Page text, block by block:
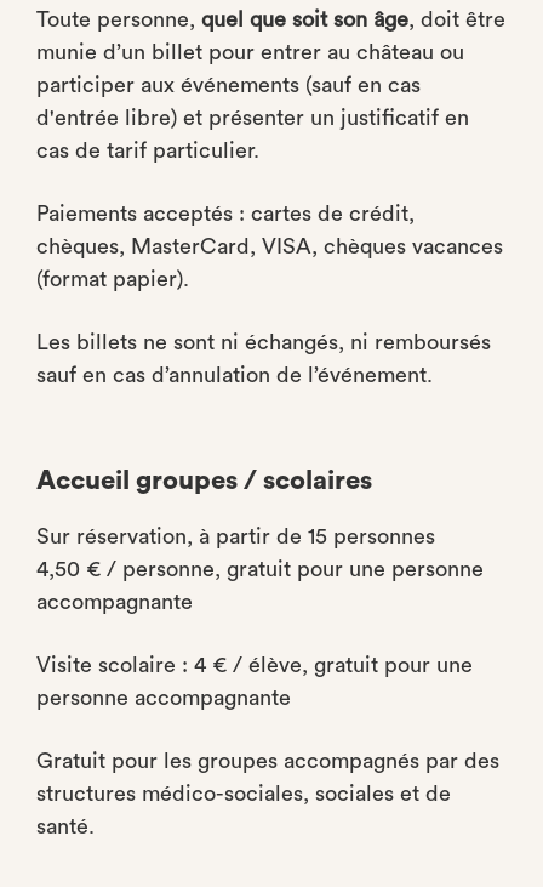
Toute personne, quel que soit son âge, doit être
munie d’un billet pour entrer au château ou
participer aux événements (sauf en cas
d'entrée libre) et présenter un justificatif en
cas de tarif particulier.
Paiements acceptés : cartes de crédit,
chèques, MasterCard, VISA, chèques vacances
(format papier).
Les billets ne sont ni échangés, ni remboursés
sauf en cas d’annulation de l’événement.
Accueil groupes / scolaires
Sur réservation, à partir de 15 personnes
4,50 € / personne, gratuit pour une personne
accompagnante
Visite scolaire : 4 € / élève, gratuit pour une
personne accompagnante
Gratuit pour les groupes accompagnés par des
structures médico-sociales, sociales et de
santé.